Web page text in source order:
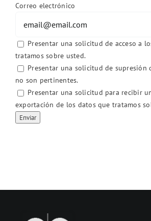
Correo electrónico
Presentar una solicitud de acceso a
tratamos sobre usted.
Presentar una solicitud de supresión
no son pertinentes.
Presentar una solicitud para recibir
exportación de los datos que tratamos